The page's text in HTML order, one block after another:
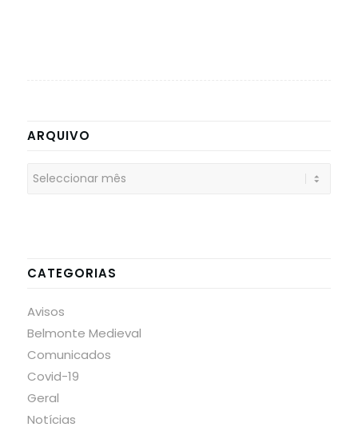
ARQUIVO
CATEGORIAS
Avisos
Belmonte Medieval
Comunicados
Covid-19
Geral
Notícias